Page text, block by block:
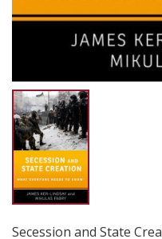
Secession and State